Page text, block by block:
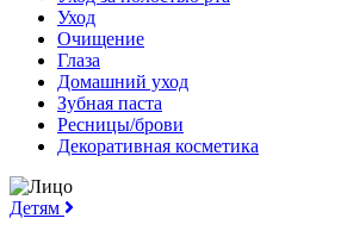
Уход
Очищение
Глаза
Домашний уход
Зубная паста
Ресницы/брови
Декоративная косметика
Детям